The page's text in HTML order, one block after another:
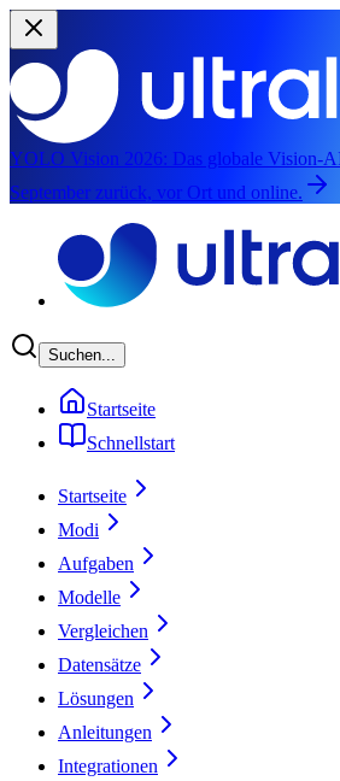
YOLO Vision 2026: Das globale Vision-
September zurück, vor Ort und online.
Suchen...
Startseite
Schnellstart
Startseite
Modi
Aufgaben
Modelle
Vergleichen
Datensätze
Lösungen
Anleitungen
Integrationen